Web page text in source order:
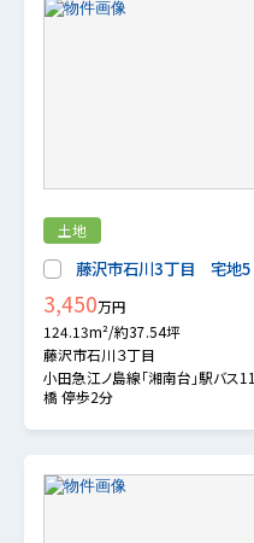
藤沢市石川3丁目 宅地5
土地
3,450万円
124.13m²/約37.54坪
藤沢市石川３丁目
小田急江ノ島線「湘南台」駅バス
橋 停歩2分